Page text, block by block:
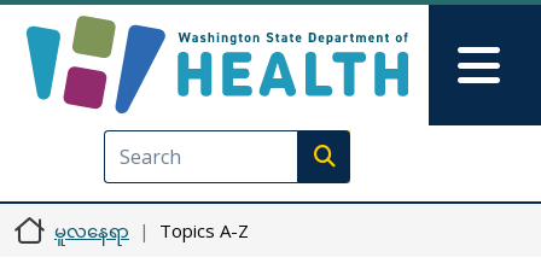
Execute search
မူလနေရာ Topics A-Z